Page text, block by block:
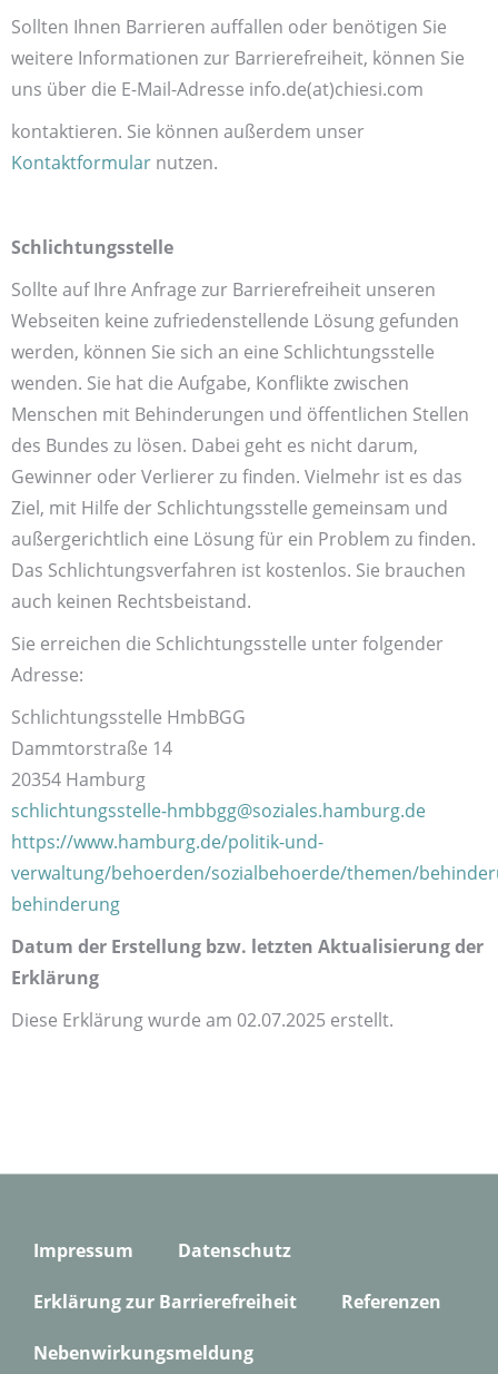
Sollten Ihnen Barrieren auffallen oder benötigen Sie
weitere Informationen zur Barrierefreiheit, können Sie
uns über die E-Mail-Adresse info.de(at)chiesi.com
kontaktieren. Sie können außerdem unser
Kontaktformular nutzen.
Schlichtungsstelle
Sollte auf Ihre Anfrage zur Barrierefreiheit unseren
Webseiten keine zufriedenstellende Lösung gefunden
werden, können Sie sich an eine Schlichtungsstelle
wenden. Sie hat die Aufgabe, Konflikte zwischen
Menschen mit Behinderungen und öffentlichen Stellen
des Bundes zu lösen. Dabei geht es nicht darum,
Gewinner oder Verlierer zu finden. Vielmehr ist es das
Ziel, mit Hilfe der Schlichtungsstelle gemeinsam und
außergerichtlich eine Lösung für ein Problem zu finden.
Das Schlichtungsverfahren ist kostenlos. Sie brauchen
auch keinen Rechtsbeistand.
Sie erreichen die Schlichtungsstelle unter folgender
Adresse:
Schlichtungsstelle HmbBGG
Dammtorstraße 14
20354 Hamburg
schlichtungsstelle-hmbbgg@soziales.hamburg.de
https://www.hamburg.de/politik-und-
verwaltung/behoerden/sozialbehoerde/themen/
behinderung
Datum der Erstellung bzw. letzten Aktualisierung der
Erklärung
Diese Erklärung wurde am 02.07.2025 erstellt.
Impressum Datenschutz
Erklärung zur Barrierefreiheit Referenzen
Nebenwirkungsmeldung